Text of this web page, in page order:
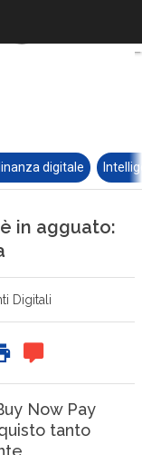
digitale
in agguato:
Digitali
Now Pay
tanto